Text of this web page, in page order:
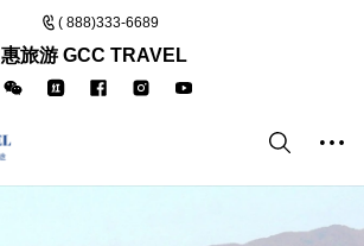
( 888)333-6689
惠旅游 GCC TRAVEL